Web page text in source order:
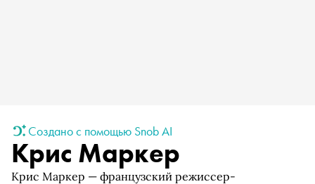
Создано с помощью Snob AI
Крис Маркер
Крис Маркер — французский режиссер-